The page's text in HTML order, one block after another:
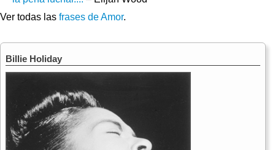
Ver todas las frases de Amor.
Billie Holiday